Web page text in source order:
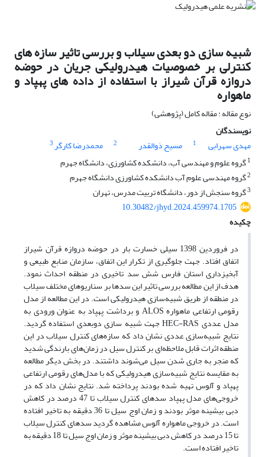
شبیه سازی دو بعدی سیلاب و بررسی تاثیر سازه های
کنترلی بر خصوصیات هیدرولیکی جریان در حوضه
دروازه قرآن شیراز با استفاده از داده های پهپاد و
ماهواره
نوع مقاله : مقاله کامل (پژوهشی)
نویسندگان
مهدی سهرابی
1 مسیح ذوالقدر 2 محمدرضا کارگر3
1گروه علوم و مهندسی آب، دانشکده کشاورزی، دانشگاه جهرم
2گروه مهندسی علوم آب دانشکده کشاورزی دانشگاه جهرم
3گروه سنجش از دور، دانشگاه تربیت مدرس، تهران
10.30482/jhyd.2024.459974.1705
چکیده
در فروردین 1398 سیلی خسارت بار در حوضه دروازه قرآن شیراز
اتفاق افتاد. جهت جلوگیری از تکرار این اتفاق، سازمان منابع طبیعی و
آبخیزداری استان فارس شش سد تاخیری در منطقه احداث نمود.
هدف از این مطالعه بررسی تاثیر این سدها بر سناریوهای مختلف سیلاب
در منطقه از طریق شبیه‌سازی هیدرولیکی است. در این مطالعه از مدل
رقومی ارتفاعی ماهواره ALOS و برداشت پهپاد به عنوان ورودی به
مدل عددی HEC-RAS جهت شبیه سازی دوبعدی استفاده گردید.
نتایج شبیه‌سازی عددی نشان داد که سازه‌های کنترل سیلاب در این
منطقه اثرات قابل ملاحظه‌ای بر کنترل سیل در زمان‌های بارندگی شدید
که منجر به جاری شدن سیل می‌شوند داشتند. در بخش دیگر مطالعه
به مقایسه نتایج شبیه‌سازی هیدرولیکی که با مدل‌های رقومی ارتفاعی
پهپاد و آلوس تهیه شده بودند پرداخته شد. نتایج نشان داد که در
خروجی‌های مدل پهپاد سدهای کنترل سیلاب تا 47 درصد در کاهش
دبی بیشینه موثر بودند و زمان اوج سیل تا 36 دقیقه به تاخیر افتاده
است. در خروجی ماهواره آلوس مشاهده گردید سدهای کنترل سیلاب
تا 15 درصد در کاهش دبی بیشینه موثر و زمان اوج سیل تا 18 دقیقه به
تاخیر افتاده است.